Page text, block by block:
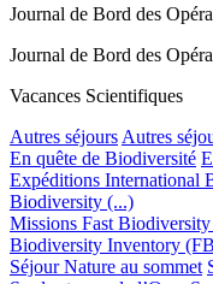
Journal de Bord des
Journal de Bord des
Vacances Scientifiques
Autres séjours Autres
En quête de Biodiversité
Expéditions International
Biodiversity (...)
Missions Fast
Biodiversity Inventory
Séjour Nature au sommet